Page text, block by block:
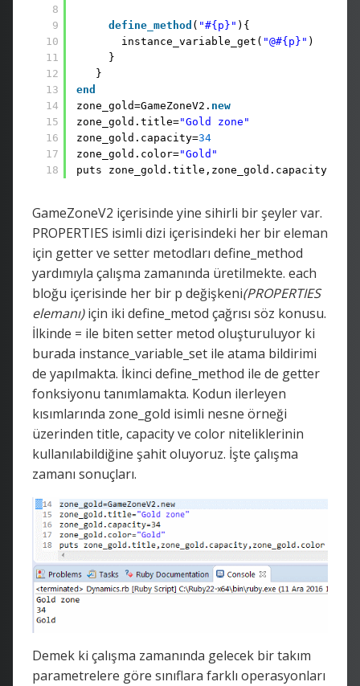
8
9
10
11
12
13
14
15
16
17
18
define_method ( "#{p}" ){
instance_variable_get( "@#{p}" )
}
}
end
zone_gold=GameZoneV2. new
zone_gold.title="Gold zone"
zone_gold.capacity=34
zone_gold.color="Gold"
puts
GameZoneV2 içerisinde yine sihirli bir şeyler var.
PROPERTIES isimli dizi içerisindeki her bir eleman
için getter ve setter metodları define_method
yardımıyla çalışma zamanında üretilmekte. each
bloğu içerisinde her bir p değişkeni(PROPERTIES
elemanı)için iki define_metod çağrısı söz konusu.
İlkinde = ile biten setter metod oluşturuluyor ki
burada instance_variable_set ile atama bildirimi
de yapılmakta. İkinci define_method ile de getter
fonksiyonu tanımlamakta. Kodun ilerleyen
kısımlarında zone_gold isimli nesne örneği
üzerinden title, capacity ve color niteliklerinin
kullanılabildiğine şahit oluyoruz. İşte çalışma
zamanı sonuçları.
Demek ki çalışma zamanında gelecek bir takım
parametrelere göre sınıflara farklı operasyonları